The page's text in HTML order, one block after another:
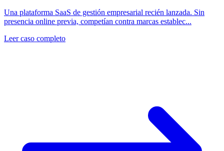
Una plataforma SaaS de gestión empresarial recién lanzada. Sin
presencia online previa, competían contra marcas establec...
Leer caso completo